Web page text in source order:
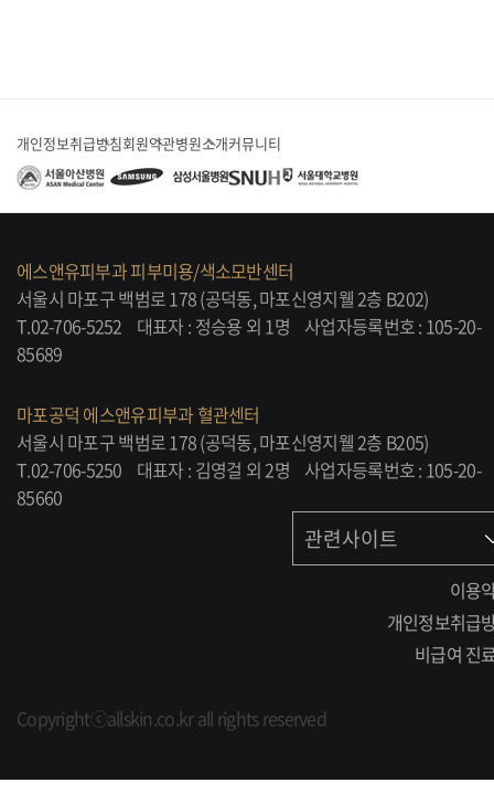
개인정보취급방침회원약관병원소개커뮤니티
에스앤유피부과 피부미용/색소모반센터
서울시 마포구 백범로 178 (공덕동, 마포신영지웰 2층 B202)
T.02-706-5252
대표자 : 정승용 외 1명
사업자등록번호 : 105-20-
85689
마포공덕 에스앤유피부과 혈관센터
서울시 마포구 백범로 178 (공덕동, 마포신영지웰 2층 B205)
T.02-706-5250
대표자 : 김영걸 외 2명
사업자등록번호 : 105-20-
85660
관련사이트
이용
개인정보취급
비급여 진
Copyrightⓒallskin.co.kr all rights reserved